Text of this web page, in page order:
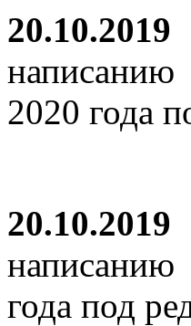
20.10.2019
2020 года
20.10.2019
года под